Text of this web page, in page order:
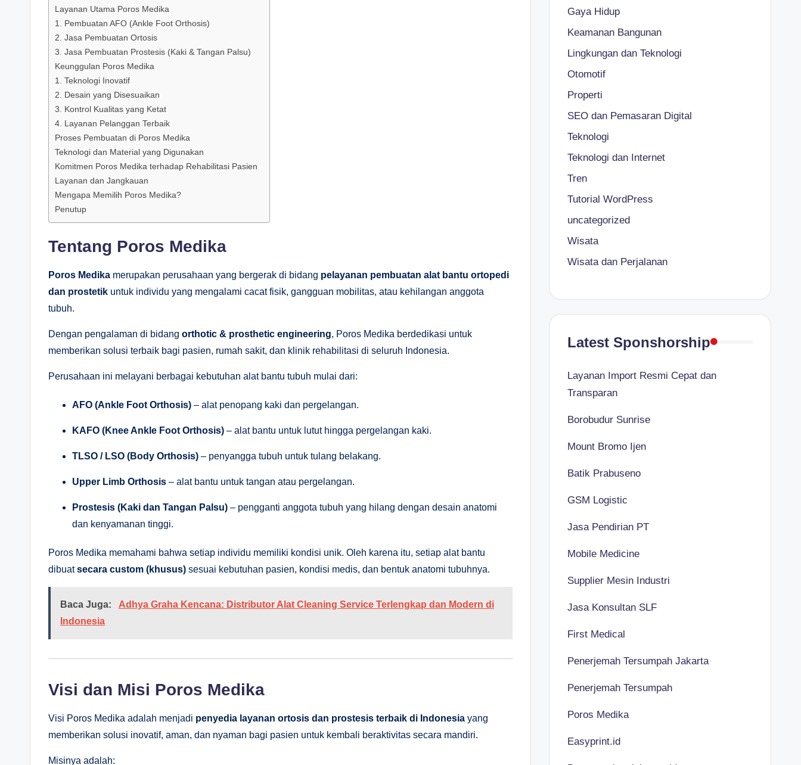
Layanan Utama Poros Medika
1. Pembuatan AFO (Ankle Foot Orthosis)
2. Jasa Pembuatan Ortosis
3. Jasa Pembuatan Prostesis (Kaki & Tangan Palsu)
Keunggulan Poros Medika
1. Teknologi Inovatif
2. Desain yang Disesuaikan
3. Kontrol Kualitas yang Ketat
4. Layanan Pelanggan Terbaik
Proses Pembuatan di Poros Medika
Teknologi dan Material yang Digunakan
Komitmen Poros Medika terhadap Rehabilitasi Pasien
Layanan dan Jangkauan
Mengapa Memilih Poros Medika?
Penutup
Tentang Poros Medika
Poros Medika merupakan perusahaan yang bergerak di bidang pelayanan pembuatan alat bantu ortopedi
dan prostetik untuk individu yang mengalami cacat fisik, gangguan mobilitas, atau kehilangan anggota
tubuh.
Dengan pengalaman di bidang orthotic & prosthetic engineering, Poros Medika berdedikasi untuk
memberikan solusi terbaik bagi pasien, rumah sakit, dan klinik rehabilitasi di seluruh Indonesia.
Perusahaan ini melayani berbagai kebutuhan alat bantu tubuh mulai dari:
AFO (Ankle Foot Orthosis) – alat penopang kaki dan pergelangan.
KAFO (Knee Ankle Foot Orthosis) – alat bantu untuk lutut hingga pergelangan kaki.
TLSO / LSO (Body Orthosis) – penyangga tubuh untuk tulang belakang.
Upper Limb Orthosis – alat bantu untuk tangan atau pergelangan.
Prostesis (Kaki dan Tangan Palsu) – pengganti anggota tubuh yang hilang dengan desain anatomi
dan kenyamanan tinggi.
Poros Medika memahami bahwa setiap individu memiliki kondisi unik. Oleh karena itu, setiap alat bantu
dibuatsecara custom (khusus) sesuai kebutuhan pasien, kondisi medis, dan bentuk anatomi tubuhnya.
Baca Juga:
Adhya Graha Kencana: Distributor Alat Cleaning Service Terlengkap dan Modern di
Indonesia
Visi dan Misi Poros Medika
Visi Poros Medika adalah menjadi penyedia layanan ortosis dan prostesis terbaik di Indonesia yang
memberikan solusi inovatif, aman, dan nyaman bagi pasien untuk kembali beraktivitas secara mandiri.
Misinya adalah:
Gaya Hidup
Keamanan Bangunan
Lingkungan dan Teknologi
Otomotif
Properti
SEO dan Pemasaran Digital
Teknologi
Teknologi dan Internet
Tren
Tutorial WordPress
uncategorized
Wisata
Wisata dan Perjalanan
Latest Sponshorship
Layanan Import Resmi Cepat dan
Transparan
Borobudur Sunrise
Mount Bromo Ijen
Batik Prabuseno
GSM Logistic
Jasa Pendirian PT
Mobile Medicine
Supplier Mesin Industri
Jasa Konsultan SLF
First Medical
Penerjemah Tersumpah Jakarta
Penerjemah Tersumpah
Poros Medika
Easyprint.id